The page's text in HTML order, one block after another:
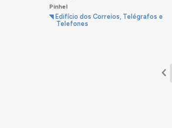
Pinhel
Edifício dos Correios, Telégrafos e
Telefones